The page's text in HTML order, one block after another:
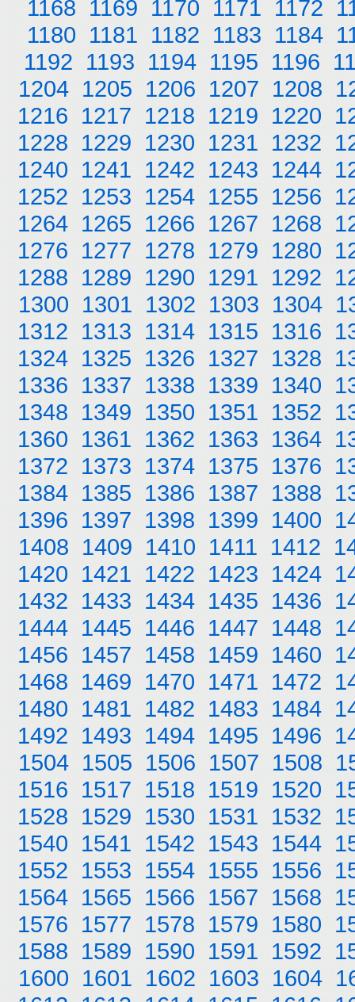
1168 1169 1170 1171 1172
1180 1181 1182 1183 1184
1192 1193 1194 1195 1196
1204 1205 1206 1207 1208
1216 1217 1218 1219 1220
1228 1229 1230 1231 1232
1240 1241 1242 1243 1244
1252 1253 1254 1255 1256
1264 1265 1266 1267 1268
1276 1277 1278 1279 1280
1288 1289 1290 1291 1292
1300 1301 1302 1303 1304
1312 1313 1314 1315 1316
1324 1325 1326 1327 1328
1336 1337 1338 1339 1340
1348 1349 1350 1351 1352
1360 1361 1362 1363 1364
1372 1373 1374 1375 1376
1384 1385 1386 1387 1388
1396 1397 1398 1399 1400
1408 1409 1410 1411 1412
1420 1421 1422 1423 1424
1432 1433 1434 1435 1436
1444 1445 1446 1447 1448
1456 1457 1458 1459 1460
1468 1469 1470 1471 1472
1480 1481 1482 1483 1484
1492 1493 1494 1495 1496
1504 1505 1506 1507 1508
1516 1517 1518 1519 1520
1528 1529 1530 1531 1532
1540 1541 1542 1543 1544
1552 1553 1554 1555 1556
1564 1565 1566 1567 1568
1576 1577 1578 1579 1580
1588 1589 1590 1591 1592
1600 1601 1602 1603 1604